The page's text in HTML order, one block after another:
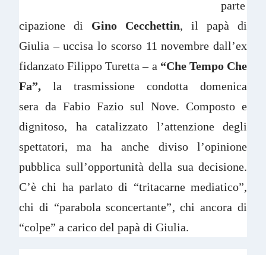
parte
cipazione di Gino Cecchettin, il papà di
Giulia – uccisa lo scorso 11 novembre dall’ex
fidanzato Filippo Turetta – a“Che Tempo Che
Fa”, la trasmissione condotta domenica
sera da Fabio Fazio sul Nove. Composto e
dignitoso, ha catalizzato l’attenzione degli
spettatori, ma ha anche diviso l’opinione
pubblica sull’opportunità della sua decisione.
C’è chi ha parlato di “tritacarne mediatico”,
chi di “parabola sconcertante”, chi ancora di
“colpe” a carico del papà di Giulia.